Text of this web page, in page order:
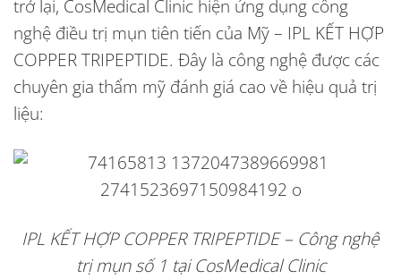
trở lại, CosMedical Clinic hiện ứng dụng công
nghệ điều trị mụn tiên tiến của Mỹ – IPL KẾT HỢP
COPPER TRIPEPTIDE. Đây là công nghệ được các
chuyên gia thẩm mỹ đánh giá cao về hiệu quả trị
liệu:
IPL KẾT HỢP COPPER TRIPEPTIDE – Công nghệ
trị mụn số 1 tại CosMedical Clinic